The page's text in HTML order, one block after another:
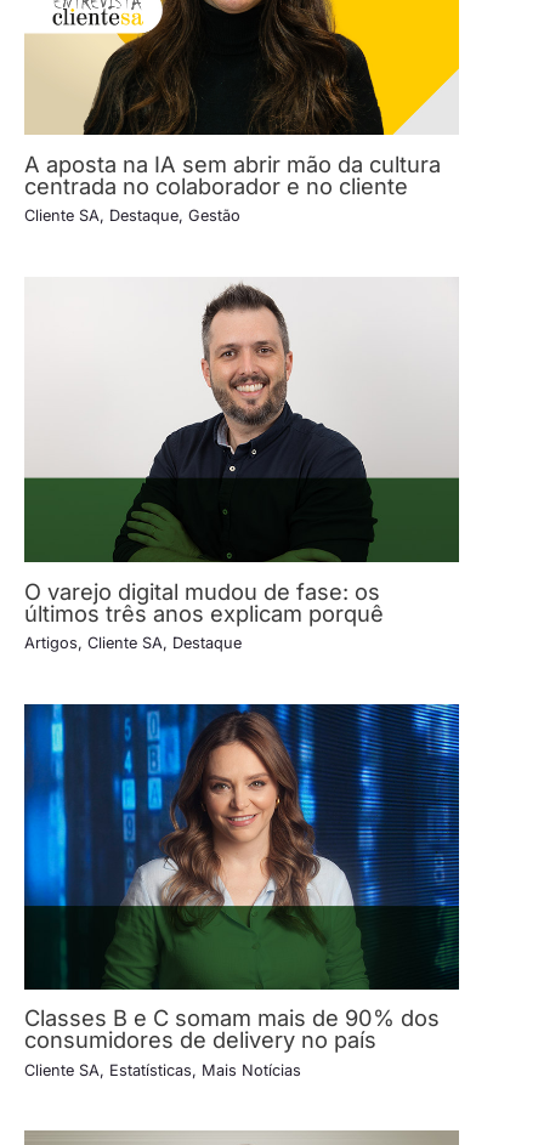
A aposta na IA sem abrir mão da cultura
centrada no colaborador e no cliente
Cliente SA, Destaque, Gestão
O varejo digital mudou de fase: os
últimos três anos explicam porquê
Artigos, Cliente SA, Destaque
Classes B e C somam mais de 90% dos
consumidores de delivery no país
Cliente SA, Estatísticas, Mais Notícias